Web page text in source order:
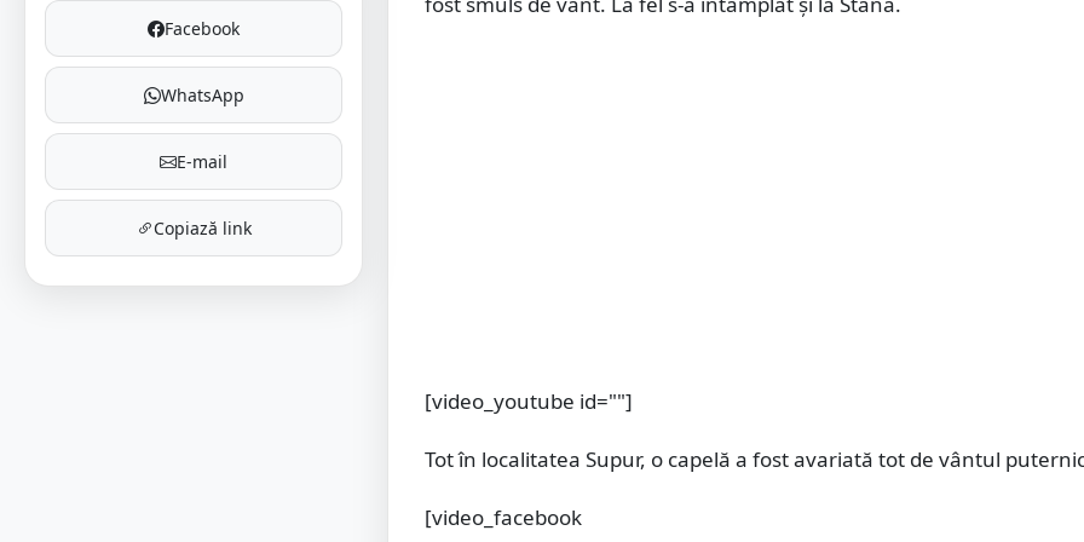
Facebook
WhatsApp
E-mail
Copiază link
[video_youtube id=""]
Tot în localitatea Supur, o capelă a fost avariată tot de vântul
[video_facebook